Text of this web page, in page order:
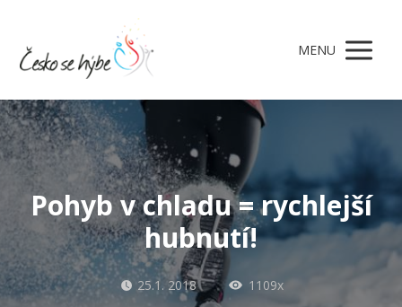
MENU
Pohyb v chladu = rychlejší
hubnutí!
25.1. 2018 1109x